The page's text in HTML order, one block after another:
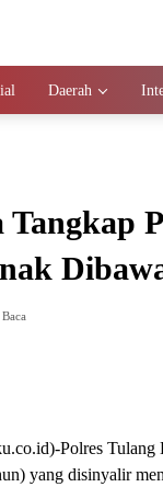
Daerah
Tangkap
Polres
yang disinyalir